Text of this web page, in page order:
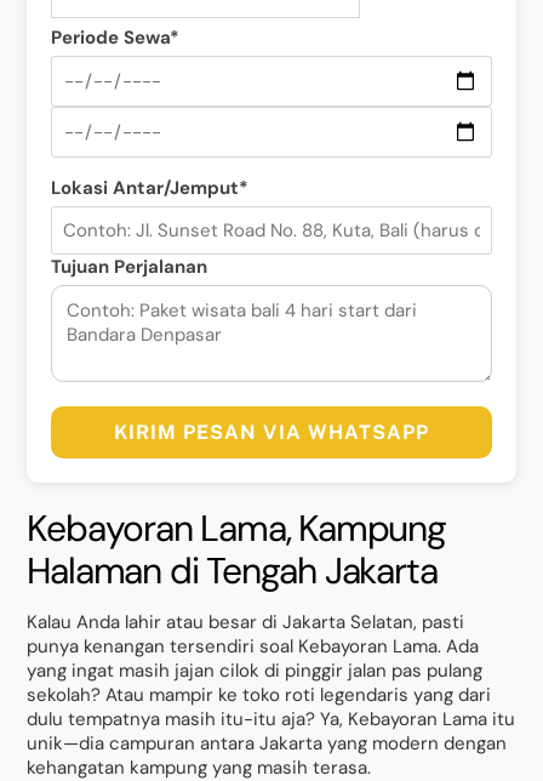
Periode Sewa*
Lokasi Antar/Jemput*
Tujuan Perjalanan
KIRIM PESAN VIA WHATSAPP
Kebayoran Lama, Kampung
Halaman di Tengah Jakarta
Kalau Anda lahir atau besar di Jakarta Selatan, pasti
punya kenangan tersendiri soal Kebayoran Lama. Ada
yang ingat masih jajan cilok di pinggir jalan pas pulang
sekolah? Atau mampir ke toko roti legendaris yang dari
dulu tempatnya masih itu-itu aja? Ya, Kebayoran Lama itu
unik—dia campuran antara Jakarta yang modern dengan
kehangatan kampung yang masih terasa.